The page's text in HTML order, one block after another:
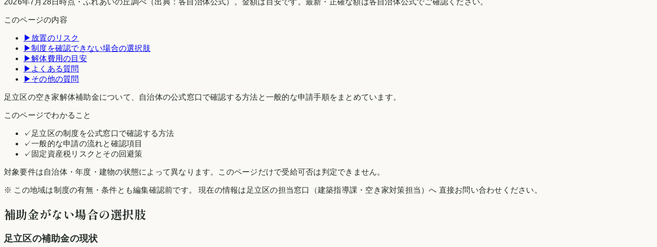
このページの内容
▶ 放置のリスク
▶制度を確認できない場合の選択肢
▶解体費用の目安
▶ よくある質問
▶ その他の質問
足立区の空き家解体補助金について、自治体の公式窓口で確認する方法と一般的な申請手順をまとめています。
このページでわかること
✓ 足立区の制度を公式窓口で確認する方法
✓一般的な申請の流れと確認項目
✓ 固定資産税リスクとその回避策
対象要件は自治体・年度・建物の状態によって異なります。このページだけで受給可否は判定できません。
※ この地域は制度の有無・条件とも編集確認前です。 現在の情報は 足立区の担当窓口（建築指導課・空き家対策担当）へ 直接お問い合わせください。
補助金がない場合の選択肢
足立区の補助金の現状